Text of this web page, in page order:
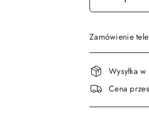
Zamówienie
i
dostawa
Wysyłka
Cena